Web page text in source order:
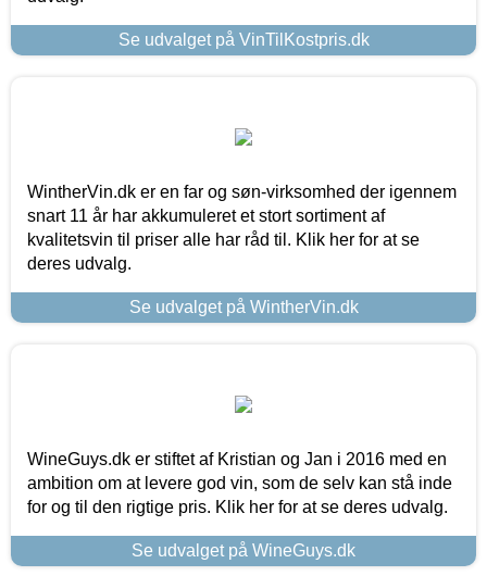
Se udvalget på VinTilKostpris.dk
WintherVin.dk er en far og søn-virksomhed der igennem
snart 11 år har akkumuleret et stort sortiment af
kvalitetsvin til priser alle har råd til. Klik her for at se
deres udvalg.
Se udvalget på WintherVin.dk
WineGuys.dk er stiftet af Kristian og Jan i 2016 med en
ambition om at levere god vin, som de selv kan stå inde
for og til den rigtige pris. Klik her for at se deres udvalg.
Se udvalget på WineGuys.dk